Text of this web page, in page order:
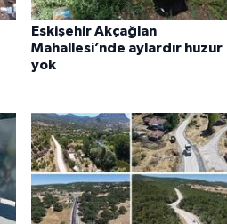
Eskişehir Akçağlan
Mahallesi’nde aylardır huzur
yok